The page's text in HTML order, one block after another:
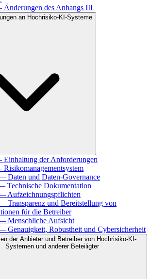
Änderungen des Anhangs III
an Hochrisiko-KI-Systeme
Einhaltung der Anforderungen
Risikomanagementsystem
Daten und Daten-Governance
Technische Dokumentation
Aufzeichnungspflichten
Transparenz und Bereitstellung von
für die Betreiber
Menschliche Aufsicht
Genauigkeit, Robustheit und Cybersicherheit
der Anbieter und Betreiber von Hochrisiko-KI-
Systemen und anderer Beteiligter